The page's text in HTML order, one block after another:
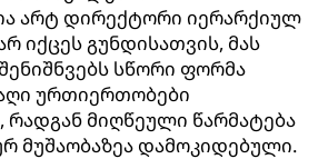
არტ დირექტორი იერარქიულ
იქცეს გუნდისათვის, მას
სწორი ფორმა
ურთიერთობები
რადგან მიღწეული წარმატება
მუშაობაზეა დამოკიდებული.